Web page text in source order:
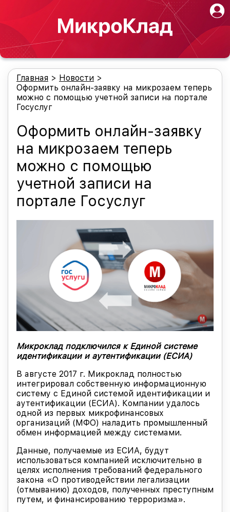
Главная > Новости >
Оформить онлайн-заявку на микрозаем теперь
можно с помощью учетной записи на портале
Госуслуг
Оформить онлайн-заявку
на микрозаем теперь
можно с помощью
учетной записи на
портале Госуслуг
Микроклад подключился к Единой системе
идентификации и аутентификации (ЕСИА)
В августе 2017 г. Микроклад полностью
интегрировал собственную информационную
систему с Единой системой идентификации и
аутентификации (ЕСИА). Компании удалось
одной из первых микрофинансовых
организаций (МФО) наладить промышленный
обмен информацией между системами.
Данные, получаемые из ЕСИА, будут
использоваться компанией исключительно в
целях исполнения требований федерального
закона «О противодействии легализации
(отмыванию) доходов, полученных преступным
путем, и финансированию терроризма».